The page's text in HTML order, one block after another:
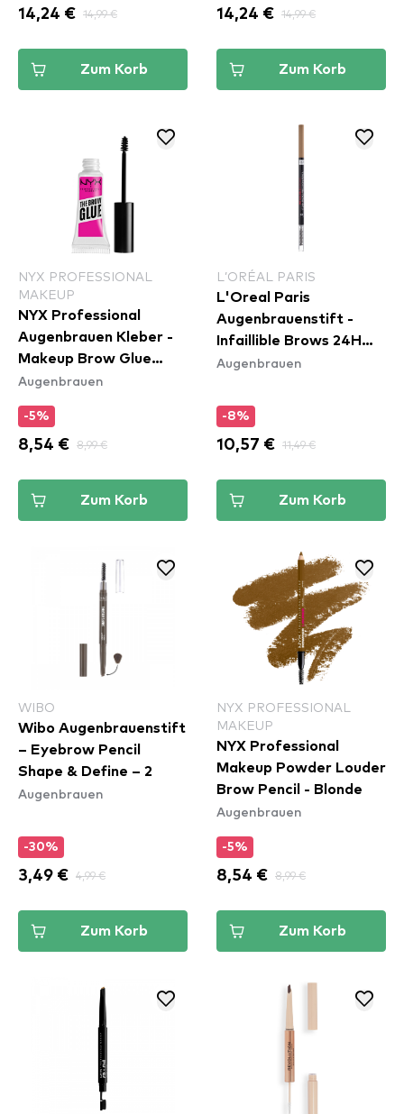
14,24 € 14,99 €
Zum Korb
14,24 € 14,99 €
Zum Korb
NYX PROFESSIONAL
MAKEUP
NYX Professional
Augenbrauen Kleber -
Makeup Brow Glue
Instant Brow Styler
Augenbrauen
-5%
8,54 € 8,99 €
Zum Korb
L’ORÉAL PARIS
L'Oreal Paris
Augenbrauenstift -
Infaillible Brows 24H
Micro Precision Pencil -
Augenbrauen
-8%
10,57 € 11,49 €
Zum Korb
WIBO
Wibo Augenbrauenstift
– Eyebrow Pencil
Shape & Define – 2
Augenbrauen
-30%
3,49 € 4,99 €
Zum Korb
NYX PROFESSIONAL
MAKEUP
NYX Professional
Makeup Powder Louder
Brow Pencil - Blonde
Augenbrauen
-5%
8,54 € 8,99 €
Zum Korb